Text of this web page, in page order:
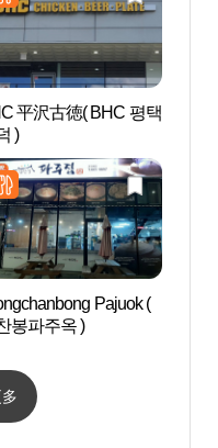
平沢古徳( BHC 평택
)
Pajuok (
봉파주옥 )